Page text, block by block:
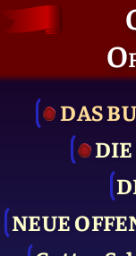
DAS
DIE
NEUE